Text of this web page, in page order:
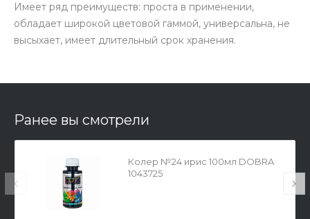
Имеет ряд преимуществ: проста в применении,
обладает широкой цветовой гаммой, универсальна, не
высыхает, имеет длительный срок хранения.
Ранее вы смотрели
Колер №24 ирис 100мл DOBRA
1043725